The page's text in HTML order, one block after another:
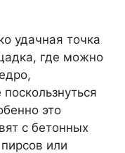
удачная точка
где можно
это
с бетонных
или